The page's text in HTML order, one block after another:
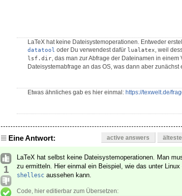
LaTeX hat keine Dateisystemoperationen. Entweder
datatool oder Du verwendest dafür lualatex, weil
lsf.dir, das man zur Abfrage der Dateinamen in
Dateisystemabfrage an das OS, was dann aber
Etwas ähnliches gab es hier einmal: https://texwelt.de/
Eine Antwort: active answers
1
LaTeX hat selbst keine Dateisystemoperationen. Man
zu ermitteln. Hier einmal ein Beispiel, wie das unter
shellesc aussehen kann.
Code, hier editierbar zum Übersetzen: